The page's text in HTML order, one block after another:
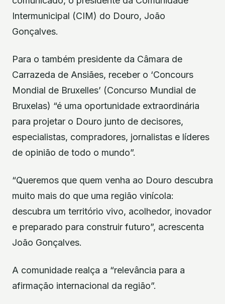
Intermunicipal (CIM) do Douro, João
Gonçalves.
Para o também presidente da Câmara de
Carrazeda de Ansiães, receber o ‘Concours
Mondial de Bruxelles’ (Concurso Mundial de
Bruxelas) “é uma oportunidade extraordinária
para projetar o Douro junto de decisores,
especialistas, compradores, jornalistas e líderes
de opinião de todo o mundo”.
“Queremos que quem venha ao Douro descubra
muito mais do que uma região vinícola:
descubra um território vivo, acolhedor, inovador
e preparado para construir futuro”, acrescenta
João Gonçalves.
A comunidade realça a “relevância para a
afirmação internacional da região”.